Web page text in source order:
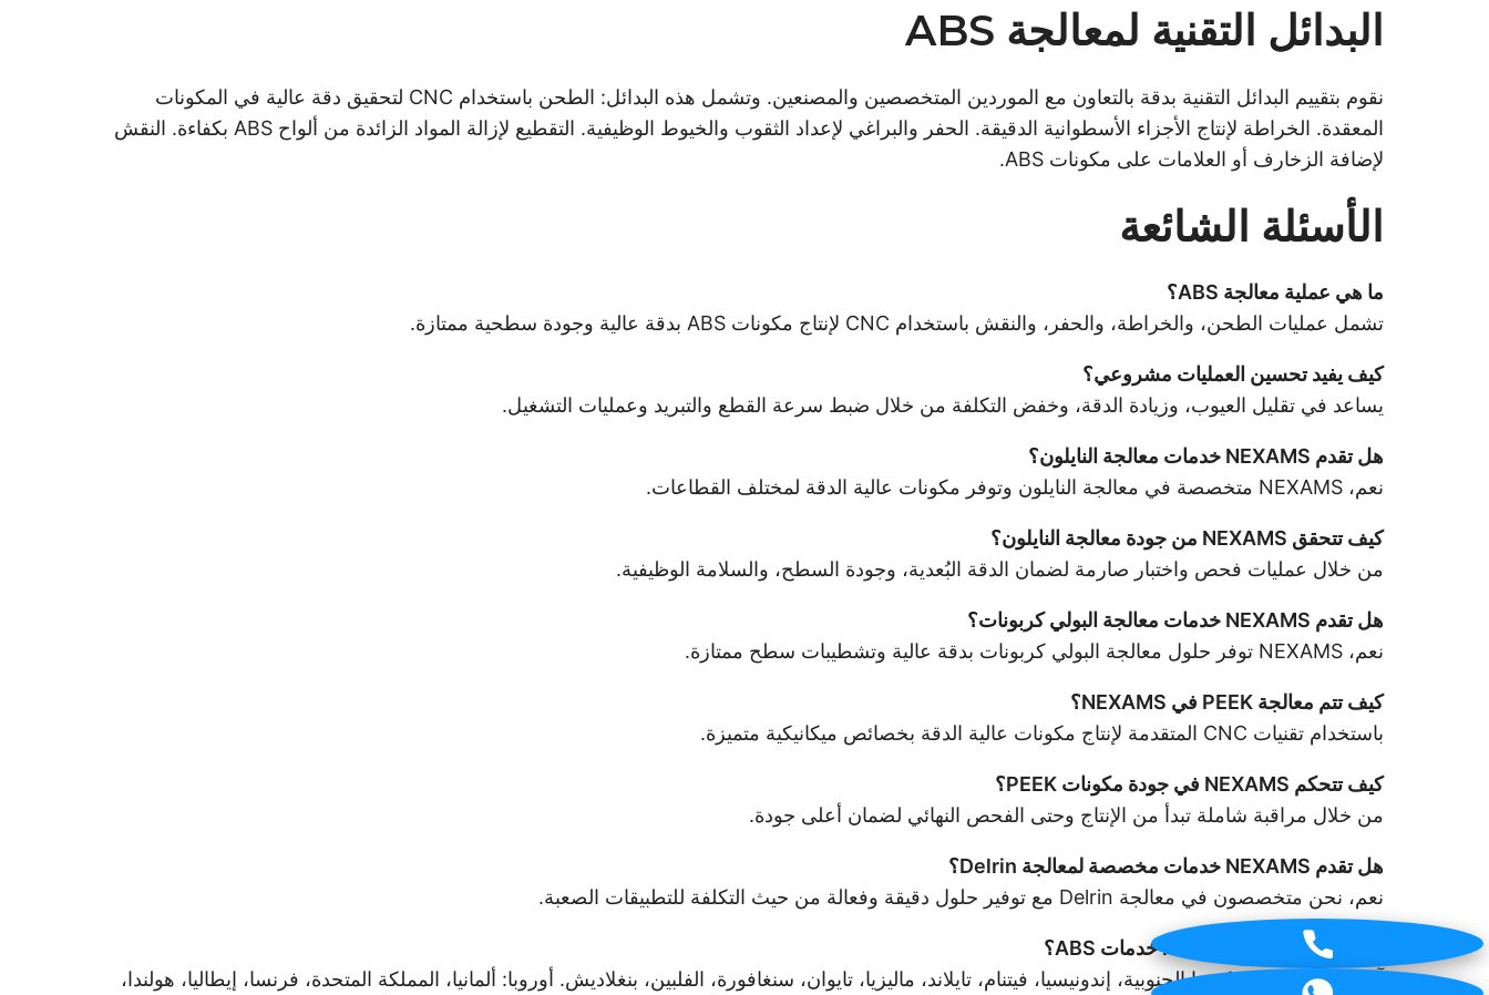
البدائل التقنية لمعالجة ABS
نقوم بتقييم البدائل التقنية بدقة بالتعاون مع الموردين المتخصصين والمصنعين. وتشمل هذه البدائل: الطحن باستخدام CNC لتحقيق دقة عالية في المكونات
المعقدة. الخراطة لإنتاج الأجزاء الأسطوانية الدقيقة. الحفر والبراغي لإعداد الثقوب والخيوط الوظيفية. التقطيع لإزالة المواد الزائدة من ألواح ABS بكفاءة. النقش
لإضافة الزخارف أو العلامات على مكونات ABS.
الأسئلة الشائعة
ما هي عملية معالجة ABS؟
تشمل عمليات الطحن، والخراطة، والحفر، والنقش باستخدام CNC لإنتاج مكونات ABS بدقة عالية وجودة سطحية ممتازة.
كيف يفيد تحسين العمليات مشروعي؟
يساعد في تقليل العيوب، وزيادة الدقة، وخفض التكلفة من خلال ضبط سرعة القطع والتبريد وعمليات التشغيل.
هل تقدم NEXAMS خدمات معالجة النايلون؟
نعم، NEXAMS متخصصة في معالجة النايلون وتوفر مكونات عالية الدقة لمختلف القطاعات.
كيف تتحقق NEXAMS من جودة معالجة النايلون؟
من خلال عمليات فحص واختبار صارمة لضمان الدقة البُعدية، وجودة السطح، والسلامة الوظيفية.
هل تقدم NEXAMS خدمات معالجة البولي كربونات؟
نعم، NEXAMS توفر حلول معالجة البولي كربونات بدقة عالية وتشطيبات سطح ممتازة.
كيف تتم معالجة PEEK في NEXAMS؟
باستخدام تقنيات CNC المتقدمة لإنتاج مكونات عالية الدقة بخصائص ميكانيكية متميزة.
كيف تتحكم NEXAMS في جودة مكونات PEEK؟
من خلال مراقبة شاملة تبدأ من الإنتاج وحتى الفحص النهائي لضمان أعلى جودة.
هل تقدم NEXAMS خدمات مخصصة لمعالجة Delrin؟
نعم، نحن متخصصون في معالجة Delrin مع توفير حلول دقيقة وفعالة من حيث التكلفة للتطبيقات الصعبة.
في أي دول تقدم NEXAMS خدمات ABS؟
آسيا: الهند، اليابان، كوريا الجنوبية، إندونيسيا، فيتنام، تايلاند، ماليزيا، تايوان، سنغافورة، الفلبين، بنغلاديش. أوروبا: ألمانيا، المملكة المتحدة، فرنسا، إيطاليا، هولندا،